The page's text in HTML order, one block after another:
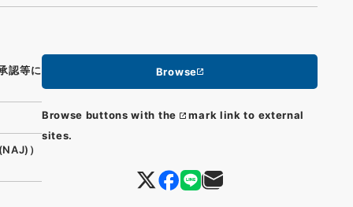
Browse
Browse buttons with the
mark link to external
sites.
認等に
）